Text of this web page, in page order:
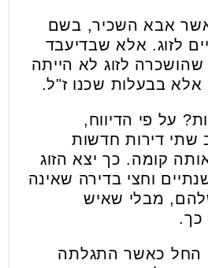
אבא השכיר, בשם
לזוג. אלא שבדיעבד
לזוג לא הייתה
אלא בבעלות שכנו ז"ל.
על פי הדיווח,
שתי דירות חדשות
קומה. כך יצא הזוג
וחצי בדירה שאינה
מבלי שאיש
כך.
החל כאשר התגלתה